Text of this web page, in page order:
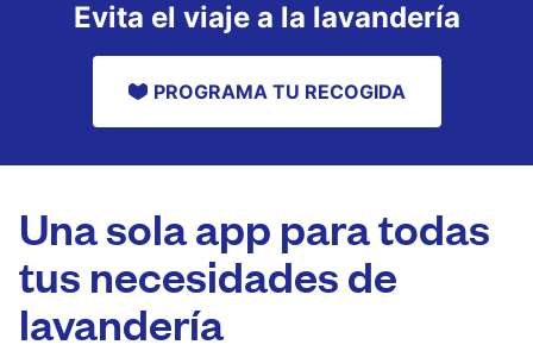
Evita el viaje a la lavandería
PROGRAMA TU RECOGIDA
Una sola app para todas
tus necesidades de
lavandería